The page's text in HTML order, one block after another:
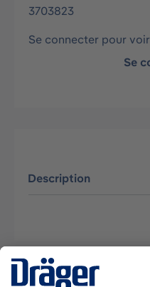
3703823
Se connecter pour
Se
Description